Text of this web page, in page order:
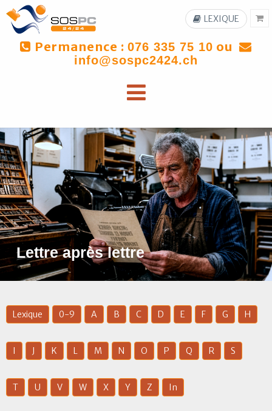
Permanence : 076 335 75 10 ou
info@sospc2424.ch
LEXIQUE
Lettre après lettre
Lexique 0-9 A B C D E F G H
I J K L M N O P Q R S
T U V W X Y Z In